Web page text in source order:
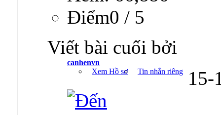
Ðiểm0 / 5
Viết bài cuối bởi
canhenvn
Xem Hồ sơ
Tin nhắn riêng 15-